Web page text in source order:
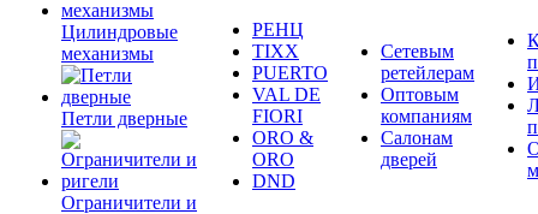
Цилиндровые
механизмы
Петли дверные
Ограничители и
РЕНЦ
TIXX
PUERTO
VAL DE
FIORI
ORO &
ORO
DND
Сетевым
ретейлерам
Оптовым
компаниям
Салонам
дверей